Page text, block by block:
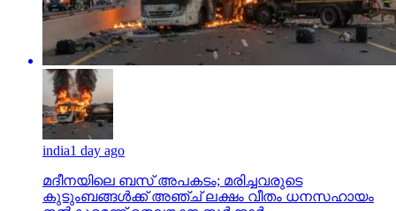
india1 day ago
മദീനയിലെ ബസ് അപകടം; മരിച്ചവരുടെ
കുടുംബങ്ങള്‍ക്ക് അഞ്ച് ലക്ഷം വീതം ധനസഹായം